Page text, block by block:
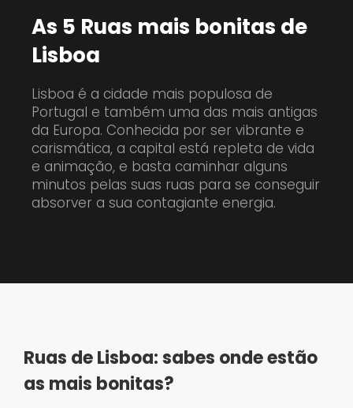
As 5 Ruas mais bonitas de
Lisboa
Lisboa é a cidade mais populosa de
Portugal e também uma das mais antigas
da Europa. Conhecida por ser vibrante e
carismática, a capital está repleta de vida
e animação, e basta caminhar alguns
minutos pelas suas ruas para se conseguir
absorver a sua contagiante energia.
Ruas de Lisboa: sabes onde estão
as mais bonitas?